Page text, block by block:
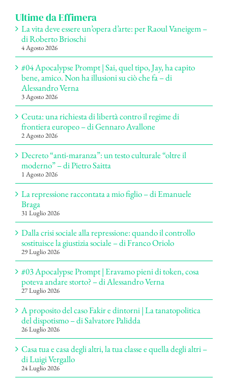
Ultime da Effimera
La vita deve essere un’opera d’arte: per Raoul Vaneigem –
di Roberto Brioschi
4 Agosto 2026
#04 Apocalypse Prompt | Sai, quel tipo, Jay, ha capito
bene, amico. Non ha illusioni su ciò che fa – di
Alessandro Verna
3 Agosto 2026
Ceuta: una richiesta di libertà contro il regime di
frontiera europeo – di Gennaro Avallone
2 Agosto 2026
Decreto “anti-maranza”: un testo culturale “oltre il
moderno” – di Pietro Saitta
1 Agosto 2026
La repressione raccontata a mio figlio – di Emanuele
Braga
31 Luglio 2026
Dalla crisi sociale alla repressione: quando il controllo
sostituisce la giustizia sociale – di Franco Oriolo
29 Luglio 2026
#03 Apocalypse Prompt | Eravamo pieni di token, cosa
poteva andare storto? – di Alessandro Verna
27 Luglio 2026
A proposito del caso Fakir e dintorni | La tanatopolitica
del dispotismo – di Salvatore Palidda
26 Luglio 2026
Casa tua e casa degli altri, la tua classe e quella degli altri –
di Luigi Vergallo
24 Luglio 2026